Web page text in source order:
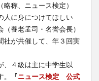
略称、ニュース検定）
人に身につけてほしい
養老孟司・名誉会長）
社が共催して、年３回実
４級は主に中学生以
『ニュース検定 公式